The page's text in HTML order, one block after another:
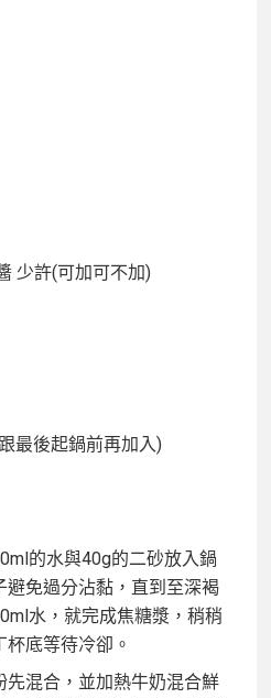
少許(可加可不加)
最後起鍋前再加入)
的水與40g的二砂放入鍋
避免過分沾黏，直到至深褐
水，就完成焦糖漿，稍稍
底等待冷卻。
先混合，並加熱牛奶混合鮮